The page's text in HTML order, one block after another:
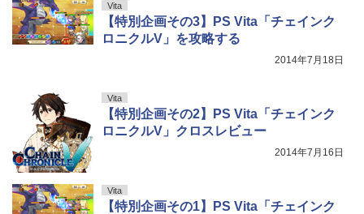
Vita
【特別企画その3】PS Vita「チェインク
ロニクルV」を攻略する
2014年7月18日
Vita
【特別企画その2】PS Vita「チェインク
ロニクルV」クロスレビュー
2014年7月16日
Vita
【特別企画その1】PS Vita「チェインク